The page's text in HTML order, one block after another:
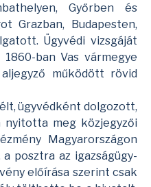
Győrben és
Grazban, Budapesten,
Ügyvédi vizsgáját
ban Vas vármegye
működött rövid
ügyvédként dolgozott,
nyitotta meg közjegyzői
Magyarországon
posztra az igazságügy-
előírása szerint csak